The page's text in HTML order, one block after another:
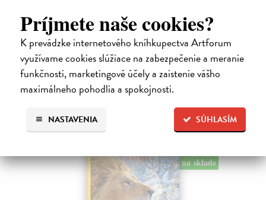
Príjmete naše cookies?
K prevádzke internetového kníhkupectva Artforum
využívame cookies slúžiace na zabezpečenie a meranie
funkčnosti, marketingové účely a zaistenie vášho
maximálneho pohodlia a spokojnosti.
SÚHLASÍM
NASTAVENIA
Alica je zvedavá mačka, ktorá býva so zvedavým Andrejom. Obaja sú
fascinovaní ríšou hmyzu.
Na sklade
28,03 €
28,90 € ?
na sklade